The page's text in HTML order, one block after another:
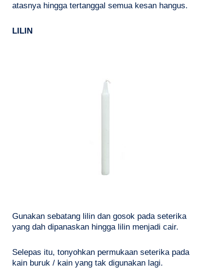
atasnya hingga tertanggal semua kesan hangus.
LILIN
Gunakan sebatang lilin dan gosok pada seterika
yang dah dipanaskan hingga lilin menjadi cair.
Selepas itu, tonyohkan permukaan seterika pada
kain buruk / kain yang tak digunakan lagi.